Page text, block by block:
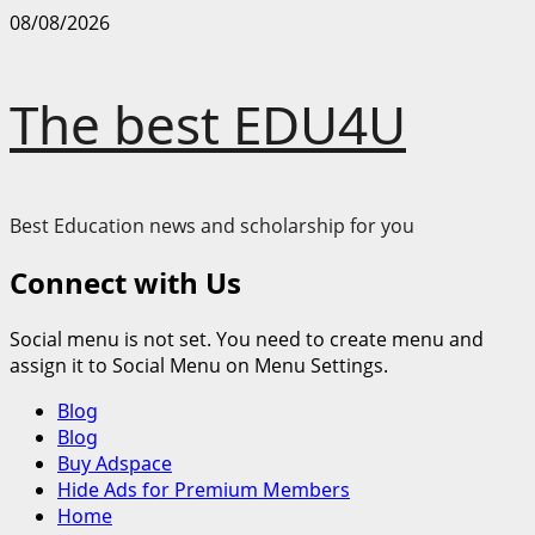
Skip
08/08/2026
The best EDU4U
Best Education news and scholarship for you
Connect with Us
Social menu is not set. You need to create menu and
assign it to Social Menu on Menu Settings.
Primary
Menu
Blog
Blog
Buy Adspace
Hide Ads for Premium Members
Home